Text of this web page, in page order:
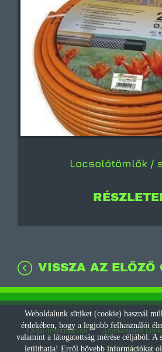
Locsolótömlők /
VISSZA AZ ELŐZŐ
Oldal információk Adatkezelési
Sütik kezelése
Weboldalunk sütiket (cookie) használ
érdekében, hogy a legjobb felhasználói
valamint a látogatottság mérése céljából. A
letilthatja! Erről bővebb információkat